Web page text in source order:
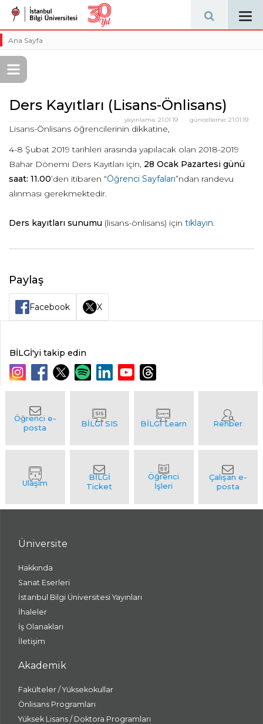
Ana Sayfa
Ders Kayıtları (Lisans-Önlisans)
güncelleme: 21.01.19
yayınlama: 21.01.19
Lisans-Önlisans öğrencilerinin dikkatine,
4-8 Şubat 2019 tarihleri arasında yapılacak olan 2018-2019
Bahar Dönemi Ders Kayıtları için, 28 Ocak Pazartesi günü
saat: 11.00’den itibaren “Öğrenci Sayfaları”ndan randevu
alınması gerekmektedir.
Ders kayıtları sunumu (lisans-önlisans) için tıklayın.
Paylaş
Facebook X
BİLGİ'yi takip edin
Üniversite
Hakkında
Sanat Eserleri
İstanbul Bilgi Üniversitesi Yayınları
İhaleler
İş Olanakları
İletişim
Akademik
Fakülteler / Yüksekokullar
Önlisans Programları
Yüksek Lisans / Doktora Programları